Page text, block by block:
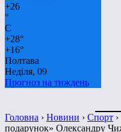
+26
°
C
+28°
+16°
Полтава
Неділя, 09
Прогноз на тиждень
Головна › Новини › Спорт ›
подарунок» Олександру